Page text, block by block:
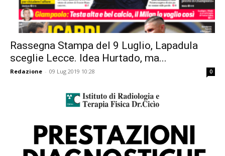
Rassegna Stampa del 9 Luglio, Lapadula
sceglie Lecce. Idea Hurtado, ma...
Redazione - 09 Lug 2019 10:28 0